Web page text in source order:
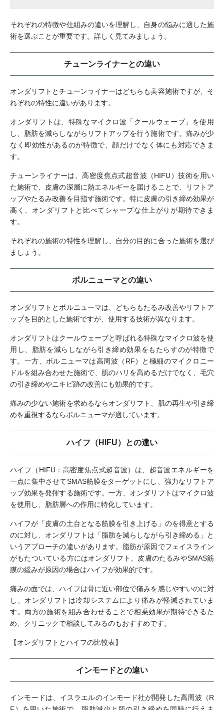
それぞれの特徴や仕組みの違いを理解し、自身の悩みに適した施
術を選ぶことが重要です。詳しく見てみましょう。
チューンライナーとの違い
オンダリフトとチューンライナーはどちらも美容施術ですが、そ
れぞれの特性に違いがあります。
オンダリフトは、特殊なマイクロ波「クールウェーブ」を使用
し、脂肪を減らしながらリフトアップを行う施術です。痛みが少
なく即効性があるのが特徴で、顔だけでなく体にも対応できま
す。
チューンライナーは、高密度焦点式超音波（HIFU）技術を用い
た施術で、皮膚の深層に熱エネルギーを届けることで、リフトア
ップやたるみ改善を目指す施術です。特に皮膚の引き締め効果が
高く、オンダリフトと比べてシャープな仕上がりが期待できま
す。
それぞれの施術の特性を理解し、自分の目的に合った施術を選び
ましょう。
ボルニューマとの違い
オンダリフトとボルニューマは、どちらもたるみ改善やリフトア
ップを目的とした施術ですが、使用する技術が異なります。
オンダリフトはクールウェーブと呼ばれる特殊なマイクロ波を使
用し、脂肪を減らしながら引き締め効果をもたらすのが特徴で
す。一方、ボルニューマは高周波（RF）と極細のマイクロニー
ドルを組み合わせた施術で、肌のハリを高めるだけでなく、毛穴
の引き締めやニキビ跡の改善にも効果的です。
痛みの少ない施術を求めるならオンダリフト、肌の再生や引き締
めを重視するならボルニューマが適しています。
ハイフ（HIFU）との違い
ハイフ（HIFU：高密度焦点式超音波）は、超音波エネルギーを
一点に集中させてSMAS筋膜をターゲットにし、強力なリフトア
ップ効果を発揮する施術です。一方、オンダリフトはマイクロ波
を使用し、脂肪層への作用に特化しています。
ハイフが「皮膚の土台となる筋膜を引き上げる」のを得意とする
のに対し、オンダリフトは「脂肪を減らしながら引き締める」と
いうアプローチの違いがあります。脂肪が原因でフェイスライン
がもたついている方にはオンダリフト、皮膚のたるみやSMAS筋
膜の緩みが原因の場合はハイフが効果的です。
痛みの面では、ハイフは骨に近い部位で痛みを感じやすいのに対
し、オンダリフトは冷却システムにより痛みが軽減されていま
す。両方の施術を組み合わせることで相乗効果が期待できるた
め、クリニックで相談してみるのもおすすめです。
【オンダリフトとハイフの比較表】
インモードとの違い
インモードは、イスラエルのインモード社が開発した高周波（R